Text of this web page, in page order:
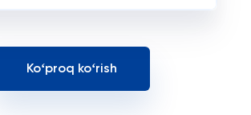
Koʻproq koʻrish